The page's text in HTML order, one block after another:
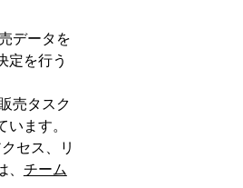
データを
定を行う
売タスク
ます。
セス、リ
チーム